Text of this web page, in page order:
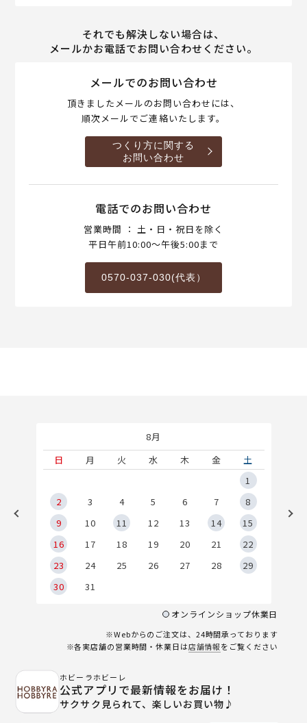
それでも解決しない場合は、
メールかお電話でお問い合わせください。
メールでのお問い合わせ
頂きましたメールのお問い合わせには、
順次メールでご連絡いたします。
つくり方に関する
お問い合わせ
電話でのお問い合わせ
営業時間 ： 土・日・祝日を除く
平日午前10:00～午後5:00まで
0570-037-030(代表）
8月
日
月 火 水 木 金
土
1
2
3 4 5 6 7
8
9
10 11 12 13 14
15
16
17 18 19 20 21
22
23
24 25 26 27 28
29
30
31
オンラインショップ休業日
※Webからのご注文は、24時間承っております
※各実店舗の営業時間・休業日は店舗情報をご覧ください
ホビーラホビーレ
公式アプリで最新情報をお届け！
サクサク見られて、楽しいお買い物♪